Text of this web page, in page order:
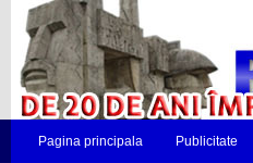
Pagina principala Publicitate